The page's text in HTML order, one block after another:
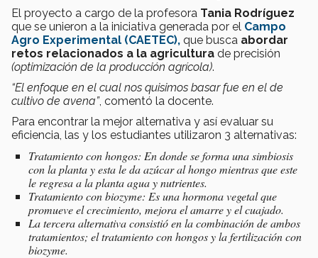
El proyecto a cargo de la profesora Tania Rodríguez
que se unieron a la iniciativa generada por el Campo
Agro Experimental (CAETEC), que busca abordar
retos relacionados a la agricultura de precisión
(optimización de la producción agrícola).
“El enfoque en el cual nos quisimos basar fue en el de
cultivo de avena”, comentó la docente.
Para encontrar la mejor alternativa y así evaluar su
eficiencia, las y los estudiantes utilizaron 3 alternativas:
Tratamiento con hongos: En donde se forma una simbiosis
con la planta y esta le da azúcar al hongo mientras que este
le regresa a la planta agua y nutrientes.
Tratamiento con biozyme: Es una hormona vegetal que
promueve el crecimiento, mejora el amarre y el cuajado.
La tercera alternativa consistió en la combinación de ambos
tratamientos; el tratamiento con hongos y la fertilización con
biozyme.